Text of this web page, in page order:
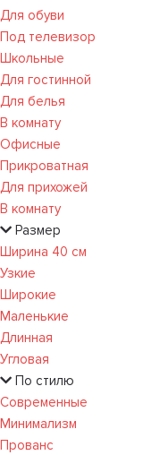
Для обуви
Под телевизор
Школьные
Для гостинной
Для белья
В комнату
Офисные
Прикроватная
Для прихожей
В комнату
Размер
Ширина 40 см
Узкие
Широкие
Маленькие
Длинная
Угловая
По стилю
Современные
Минимализм
Прованс